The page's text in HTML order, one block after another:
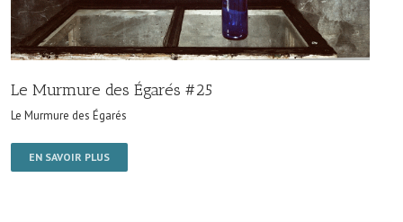
Le Murmure des Égarés #25
Le Murmure des Égarés
EN SAVOIR PLUS